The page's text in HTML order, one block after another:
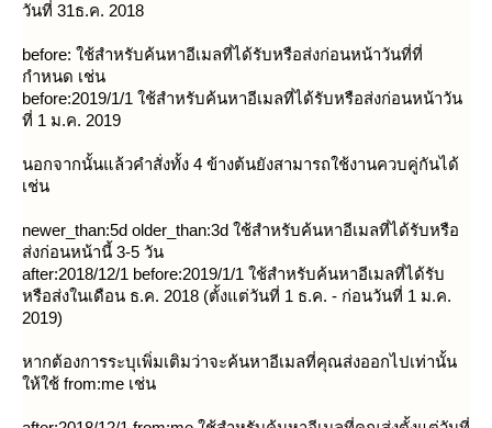
วันที่ 31ธ.ค. 2018
before: ใช้สำหรับค้นหาอีเมลที่ได้รับหรือส่งก่อนหน้าวันที่ที่
กำหนด เช่น
before:2019/1/1 ใช้สำหรับค้นหาอีเมลที่ได้รับหรือส่งก่อนหน้าวัน
ที่ 1 ม.ค. 2019
นอกจากนั้นแล้วคำสั่งทั้ง 4 ข้างต้นยังสามารถใช้งานควบคู่กันได้
เช่น
newer_than:5d older_than:3d ใช้สำหรับค้นหาอีเมลที่ได้รับหรือ
ส่งก่อนหน้านี้ 3-5 วัน
after:2018/12/1 before:2019/1/1 ใช้สำหรับค้นหาอีเมลที่ได้รับ
หรือส่งในเดือน ธ.ค. 2018 (ตั้งแต่วันที่ 1 ธ.ค. - ก่อนวันที่ 1 ม.ค.
2019)
หากต้องการระบุเพิ่มเติมว่าจะค้นหาอีเมลที่คุณส่งออกไปเท่านั้น
ห้ใช้ from:me เช่น